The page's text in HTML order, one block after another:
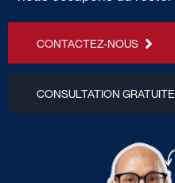
CONTACTEZ-NOUS
CONSULTATION GRATUITE